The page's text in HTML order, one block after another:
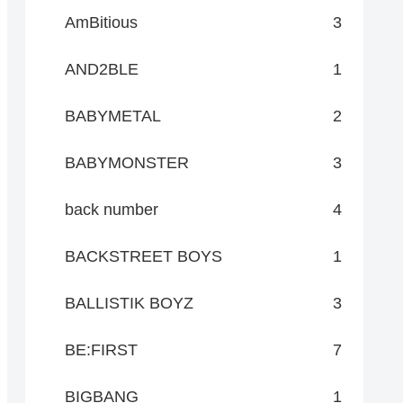
AmBitious 3
AND2BLE 1
BABYMETAL 2
BABYMONSTER 3
back number 4
BACKSTREET BOYS 1
BALLISTIK BOYZ 3
BE:FIRST 7
BIGBANG 1